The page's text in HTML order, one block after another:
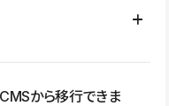
、採用サイト、ブロ
から移行できま